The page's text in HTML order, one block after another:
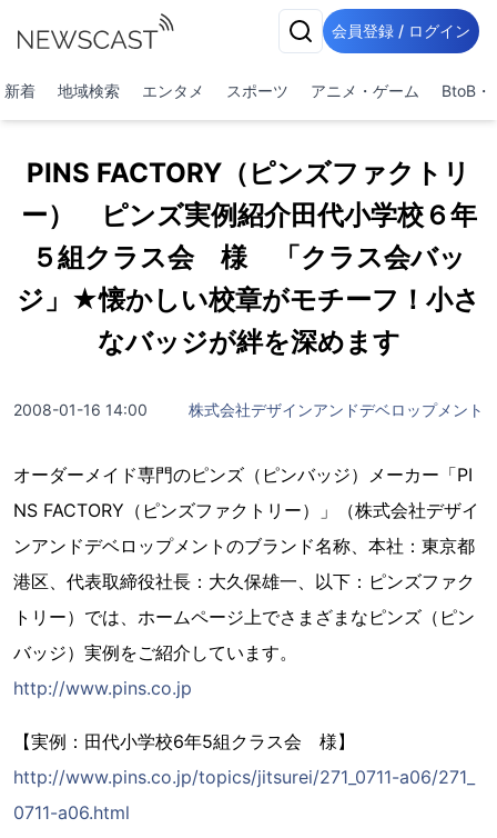
会員登録 / ログイン
新着 地域検索 エンタメ スポーツ アニメ・ゲーム BtoB・
PINS FACTORY（ピンズファクトリ
ー） ピンズ実例紹介田代小学校６年
５組クラス会 様 「クラス会バッ
ジ」★懐かしい校章がモチーフ！小さ
なバッジが絆を深めます
2008-01-16 14:00 株式会社デザインアンドデベロップメント
オーダーメイド専門のピンズ（ピンバッジ）メーカー「PI
NS FACTORY（ピンズファクトリー）」（株式会社デザイ
ンアンドデベロップメントのブランド名称、本社：東京都
港区、代表取締役社長：大久保雄一、以下：ピンズファク
トリー）では、ホームページ上でさまざまなピンズ（ピン
バッジ）実例をご紹介しています。
http://www.pins.co.jp
【実例：田代小学校6年5組クラス会 様】
http://www.pins.co.jp/topics/jitsurei/271_0711-a06/271_
0711-a06.html